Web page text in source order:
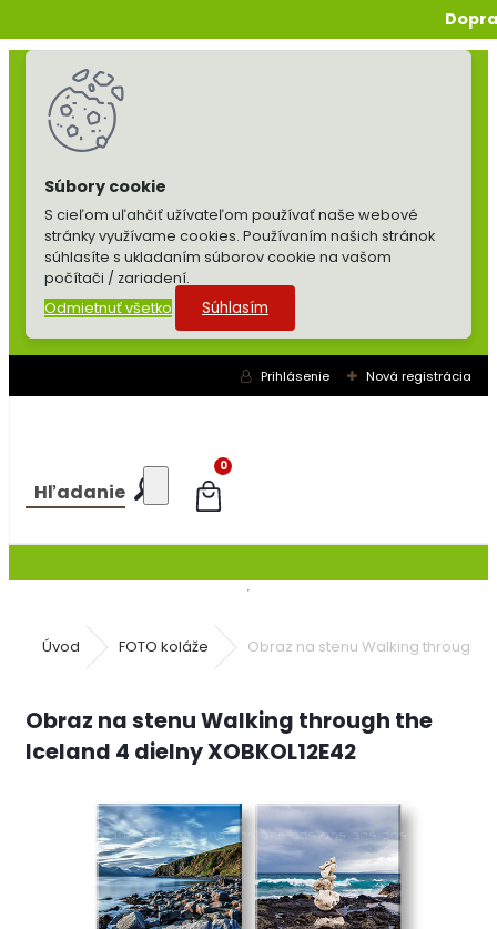
S cieľom uľahčiť užívateľom používať naše webové
stránky využívame cookies. Používaním našich stránok
súhlasíte s ukladaním súborov cookie na vašom
počítači / zariadení.
Odmietnuť všetko
Súhlasím
Prihlásenie Nová registrácia
Hľadanie
0
Úvod FOTO koláže Obraz na stenu Walking through
Obraz na stenu Walking through the
Iceland 4 dielny XOBKOL12E42
moderné obrazy na plátne